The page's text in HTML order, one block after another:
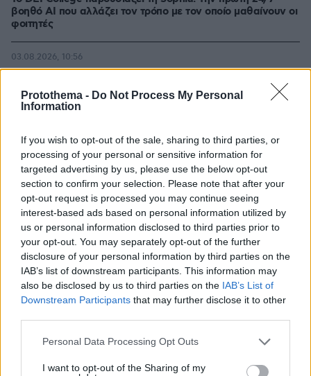
Protothema - Do Not Process My Personal
Information
If you wish to opt-out of the sale, sharing to third parties, or
processing of your personal or sensitive information for
targeted advertising by us, please use the below opt-out
section to confirm your selection. Please note that after your
opt-out request is processed you may continue seeing
interest-based ads based on personal information utilized by
us or personal information disclosed to third parties prior to
your opt-out. You may separately opt-out of the further
disclosure of your personal information by third parties on the
IAB’s list of downstream participants. This information may
also be disclosed by us to third parties on the IAB’s List of
Downstream Participants that may further disclose it to other
Please note that this website/app uses one or more Google
not limited to your visit or usage behaviour. You may click to
Personal Data Processing Opt Outs
I want to opt-out of the Sharing of my
βοηθό AI που αλλάζει τον τρόπο με τον οποίο μαθαίνουν οι
φοιτητές
Η Smart φοιτητική κατοικία στην καρδιά της Αθήνας
03.08.2026, 10:56
29.07.2026, 09:39
ΡΟΗ ΕΙΔΗΣΕΩΝ
Ειδήσεις Δημοφιλή Σχολιασμένα
Ο Ρόμπι Γουίλιαμς έφυγε, αλλά το γιγαντιαίο ρομπότ
του έμεινε και «τρομάζει» τους γείτονες
πριν 22 λεπτά
Παιδιά και κατοικίδια: Πώς μαθαίνουμε στα παιδιά να τα
σέβονται
πριν μία ώρα
Στο νοσοκομείο 30χρονη μετά από πτώση από τη